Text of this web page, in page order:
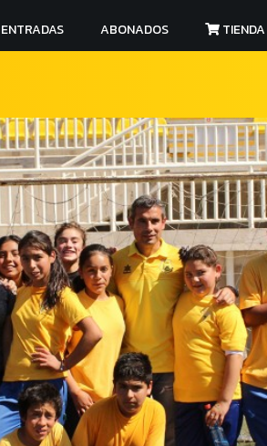
ENTRADAS ABONADOS TIENDA